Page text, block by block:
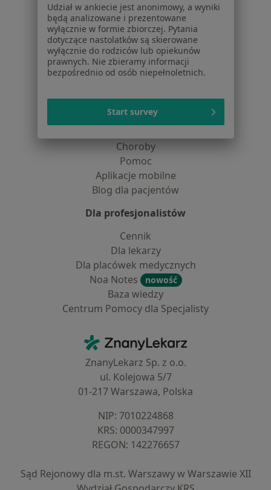
Partnerzy
Centrum prasowe
Kontakt
Dla pacjentów
Placówki medyczne
Pytania i odpowiedzi
Choroby
Pomoc
Aplikacje mobilne
Blog dla pacjentów
Dla profesjonalistów
Cennik
Dla lekarzy
Dla placówek medycznych
Noa Notes
nowość
Baza wiedzy
Centrum Pomocy dla Specjalisty
ZnanyLekarz - Strona główna
ZnanyLekarz Sp. z o.o.
ul. Kolejowa 5/7
01-217 Warszawa, Polska
NIP: ⁠7010224868
KRS: ⁠0000347997
REGON: ⁠142276657
Sąd Rejonowy dla m.st. Warszawy w Warszawie XII
Udział w ankiecie jest anonimowy, a wyniki
będą analizowane i prezentowane
wyłącznie w formie zbiorczej. Pytania
dotyczące nastolatków są skierowane
wyłącznie do rodziców lub opiekunów
prawnych. Nie zbieramy informacji
bezpośrednio od osób niepełnoletnich.
Start survey